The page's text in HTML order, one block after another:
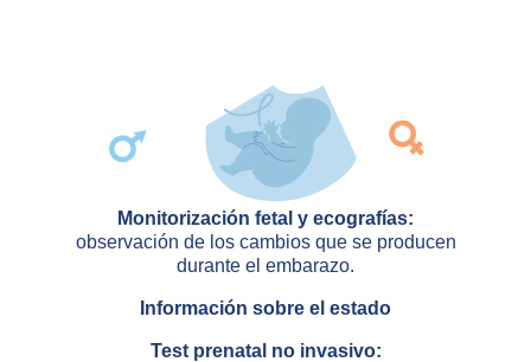
Monitorización fetal y ecografías:
observación de los cambios que se producen
durante el embarazo.
Información sobre el estado
Test prenatal no invasivo: